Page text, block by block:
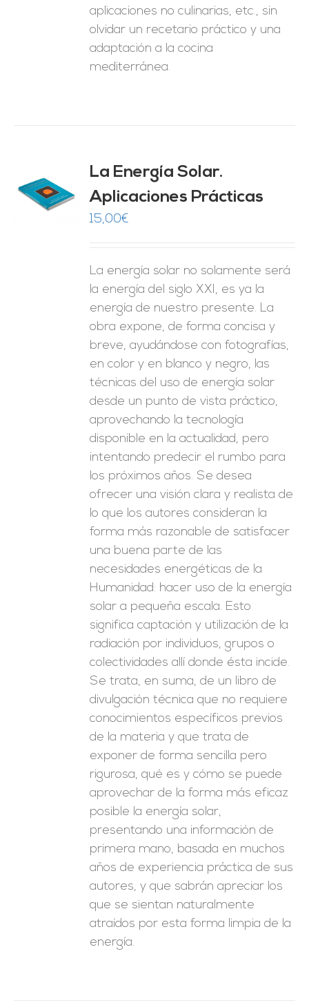
aplicaciones no culinarias, etc., sin
olvidar un recetario práctico y una
adaptación a la cocina
mediterránea.
La Energía Solar.
Aplicaciones Prácticas
15,00€
La energía solar no solamente será
la energía del siglo XXI, es ya la
energía de nuestro presente. La
obra expone, de forma concisa y
breve, ayudándose con fotografías,
en color y en blanco y negro, las
técnicas del uso de energía solar
desde un punto de vista práctico,
aprovechando la tecnología
disponible en la actualidad, pero
intentando predecir el rumbo para
los próximos años. Se desea
ofrecer una visión clara y realista de
lo que los autores consideran la
forma más razonable de satisfacer
una buena parte de las
necesidades energéticas de la
Humanidad: hacer uso de la energía
solar a pequeña escala. Esto
significa captación y utilización de la
radiación por individuos, grupos o
colectividades allí donde ésta incide.
Se trata, en suma, de un libro de
divulgación técnica que no requiere
conocimientos específicos previos
de la materia y que trata de
exponer de forma sencilla pero
rigurosa, qué es y cómo se puede
aprovechar de la forma más eficaz
posible la energía solar,
presentando una información de
primera mano, basada en muchos
años de experiencia práctica de sus
autores, y que sabrán apreciar los
que se sientan naturalmente
atraídos por esta forma limpia de la
energía.